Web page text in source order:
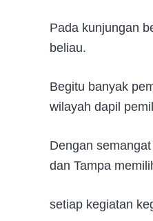
Pada kunjungan
beliau.
Begitu banyak
wilayah dapil
Dengan
dan Tampa
setiap kegiatan